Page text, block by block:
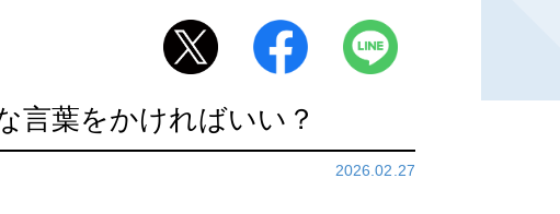
葉をかければいい？
2026.02.27